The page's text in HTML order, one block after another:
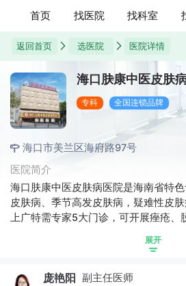
首页 找医院 找科室
返回首页 选医院 医院详情
海口肤康中医皮肤
专科 全国连锁品牌
海口市美兰区海府路97号
医院简介
海口肤康中医皮肤病医院是海南省特
皮肤病、季节高发皮肤病，疑难性皮
上广特需专家5大门诊，可开展痤疮、
上海、广州、深圳、天津、重庆等全
家资源和完善的诊疗设备，先后荣获
展开
庞艳阳 副主任医师